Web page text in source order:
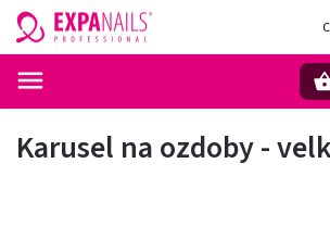
Karusel na ozdoby -